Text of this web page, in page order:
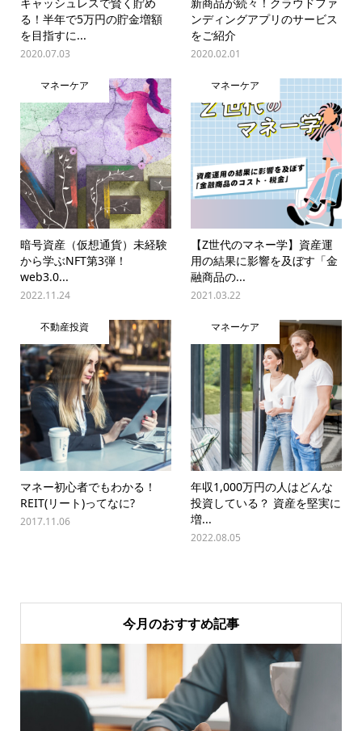
る！半年で5万円の貯金増額
を目指すに...
2020.07.03
ンディングアプリのサービス
をご紹介
2020.02.01
マネーケア
暗号資産（仮想通貨）未経験
から学ぶNFT第3弾！
web3.0...
2022.11.24
マネーケア
【Z世代のマネー学】資産運
用の結果に影響を及ぼす「金
融商品の...
2021.03.22
不動産投資
マネー初心者でもわかる！
REIT(リート)ってなに?
2017.11.06
マネーケア
年収1,000万円の人はどんな
投資している？ 資産を堅実に
増...
2022.08.05
今月のおすすめ記事